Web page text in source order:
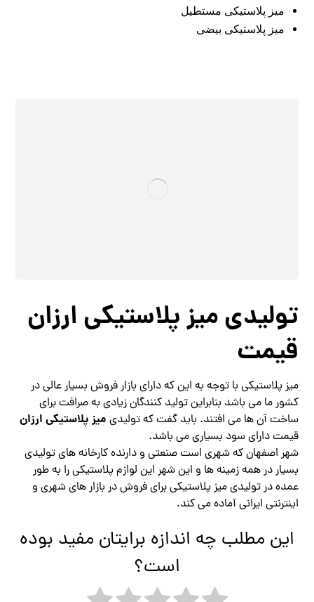
میز پلاستیکی مستطیل
میز پلاستیکی بیضی
تولیدی میز پلاستیکی ارزان
قیمت
میز پلاستیکی با توجه به این که دارای بازار فروش بسیار عالی در
کشور ما می باشد بنابراین تولید کنندگان زیادی به صرافت برای
ساخت آن ها می افتند. باید گفت که تولیدی میز پلاستیکی ارزان
قیمت دارای سود بسیاری می باشد.
شهر اصفهان که شهری است صنعتی و دارنده کارخانه های تولیدی
بسیار در همه زمینه ها و این شهر این لوازم پلاستیکی را به طور
عمده در تولیدی میز پلاستیکی برای فروش در بازار های شهری و
اینترنتی ایرانی آماده می کند.
این مطلب چه اندازه برایتان مفید بوده
است؟